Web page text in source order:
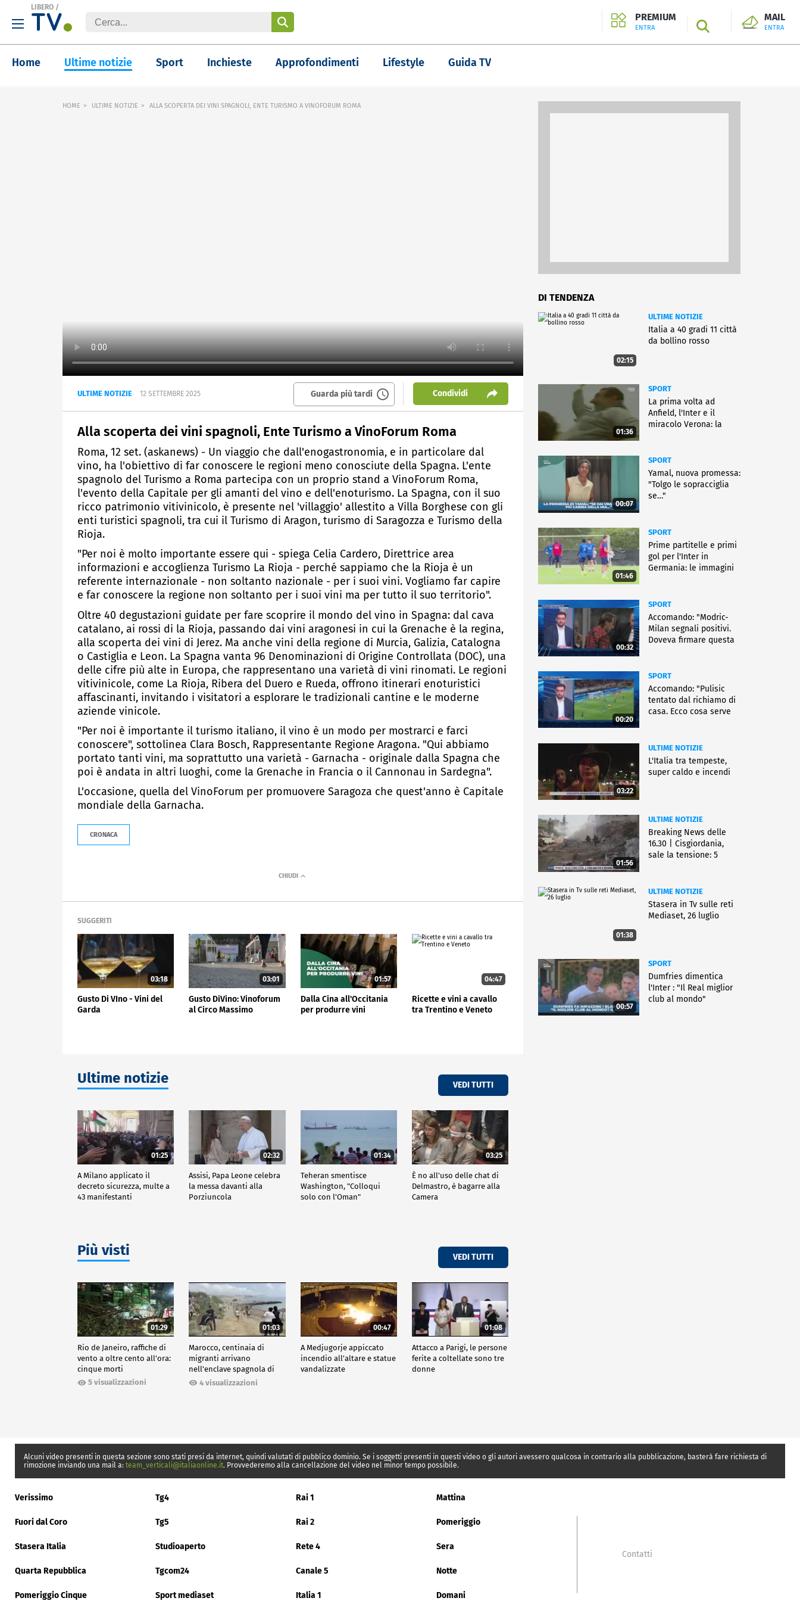
LIBERO /
PREMIUM
ENTRA SEARCH
MAIL
ENTRA
Home Ultime notizie Sport Inchieste Approfondimenti Lifestyle Guida TV
HOME ULTIME NOTIZIE ALLA SCOPERTA DEI VINI SPAGNOLI, ENTE TURISMO A VINOFORUM ROMA
ULTIME NOTIZIE 12 SETTEMBRE 2025 Guarda più tardi Condividi
Alla scoperta dei vini spagnoli, Ente Turismo a VinoForum Roma
Roma, 12 set. (askanews) - Un viaggio che dall'enogastronomia, e in particolare dal
vino, ha l'obiettivo di far conoscere le regioni meno conosciute della Spagna. L'ente
spagnolo del Turismo a Roma partecipa con un proprio stand a VinoForum Roma,
l'evento della Capitale per gli amanti del vino e dell'enoturismo. La Spagna, con il suo
ricco patrimonio vitivinicolo, è presente nel 'villaggio' allestito a Villa Borghese con gli
enti turistici spagnoli, tra cui il Turismo di Aragon, turismo di Saragozza e Turismo della
Rioja.
"Per noi è molto importante essere qui - spiega Celia Cardero, Direttrice area
informazioni e accoglienza Turismo La Rioja - perché sappiamo che la Rioja è un
referente internazionale - non soltanto nazionale - per i suoi vini. Vogliamo far capire
e far conoscere la regione non soltanto per i suoi vini ma per tutto il suo territorio".
Oltre 40 degustazioni guidate per fare scoprire il mondo del vino in Spagna: dal cava
catalano, ai rossi di la Rioja, passando dai vini aragonesi in cui la Grenache è la regina,
alla scoperta dei vini di Jerez. Ma anche vini della regione di Murcia, Galizia, Catalogna
o Castiglia e Leon. La Spagna vanta 96 Denominazioni di Origine Controllata (DOC), una
delle cifre più alte in Europa, che rappresentano una varietà di vini rinomati. Le regioni
vitivinicole, come La Rioja, Ribera del Duero e Rueda, offrono itinerari enoturistici
affascinanti, invitando i visitatori a esplorare le tradizionali cantine e le moderne
aziende vinicole.
"Per noi è importante il turismo italiano, il vino è un modo per mostrarci e farci
conoscere", sottolinea Clara Bosch, Rappresentante Regione Aragona. "Qui abbiamo
portato tanti vini, ma soprattutto una varietà - Garnacha - originale dalla Spagna che
poi è andata in altri luoghi, come la Grenache in Francia o il Cannonau in Sardegna".
L'occasione, quella del VinoForum per promuovere Saragoza che quest'anno è Capitale
mondiale della Garnacha.
CRONACA
SUGGERITI
03:18
Gusto Di VIno - Vini del
Garda
03:01
Gusto DiVino: Vinoforum
al Circo Massimo
01:57
Dalla Cina all'Occitania
per produrre vini
04:47
Ricette e vini a cavallo
tra Trentino e Veneto
Ultime notizie VEDI TUTTI
01:25
A Milano applicato il
decreto sicurezza, multe a
43 manifestanti
02:32
Assisi, Papa Leone celebra
la messa davanti alla
Porziuncola
01:34
Teheran smentisce
Washington, "Colloqui
solo con l'Oman"
03:25
È no all'uso delle chat di
Delmastro, è bagarre alla
Camera
Più visti VEDI TUTTI
01:29
Rio de Janeiro, raffiche di
vento a oltre cento all'ora:
cinque morti
5 visualizzazioni
01:03
Marocco, centinaia di
migranti arrivano
nell'enclave spagnola di
Ceuta4 visualizzazioni
00:47
A Medjugorje appiccato
incendio all'altare e statue
vandalizzate
01:08
Attacco a Parigi, le persone
ferite a coltellate sono tre
donne
DI TENDENZA
02:15
ULTIME NOTIZIE
Italia a 40 gradi 11 città
da bollino rosso
01:36
SPORT
La prima volta ad
Anfield, l'Inter e il
miracolo Verona: la
00:07
SPORT
Yamal, nuova promessa:
"Tolgo le sopracciglia
se…"
01:46
SPORT
Prime partitelle e primi
gol per l'Inter in
Germania: le immagini
00:32
SPORT
Accomando: "Modric-
Milan segnali positivi.
Doveva firmare questa
00:20
SPORT
Accomando: "Pulisic
tentato dal richiamo di
casa. Ecco cosa serve
03:22
ULTIME NOTIZIE
L'Italia tra tempeste,
super caldo e incendi
01:56
ULTIME NOTIZIE
Breaking News delle
16.30 | Cisgiordania,
sale la tensione: 5
01:38
ULTIME NOTIZIE
Stasera in Tv sulle reti
Mediaset, 26 luglio
00:57
SPORT
Dumfries dimentica
l'Inter : "Il Real miglior
club al mondo"
Alcuni video presenti in questa sezione sono stati presi da internet, quindi valutati di pubblico dominio. Se i soggetti presenti in questi video o gli autori avessero qualcosa in contrario alla pubblicazione, basterà fare richiesta di
rimozione inviando una mail a: team_verticali@italiaonline.it. Provvederemo alla cancellazione del video nel minor tempo possibile.
Verissimo Tg4 Rai 1 Mattina
Fuori dal Coro Tg5 Rai 2 Pomeriggio
Stasera Italia Studioaperto Rete 4 Sera
Quarta Repubblica Tgcom24 Canale 5 Notte
Pomeriggio Cinque Sport mediaset Italia 1 Domani
Contatti